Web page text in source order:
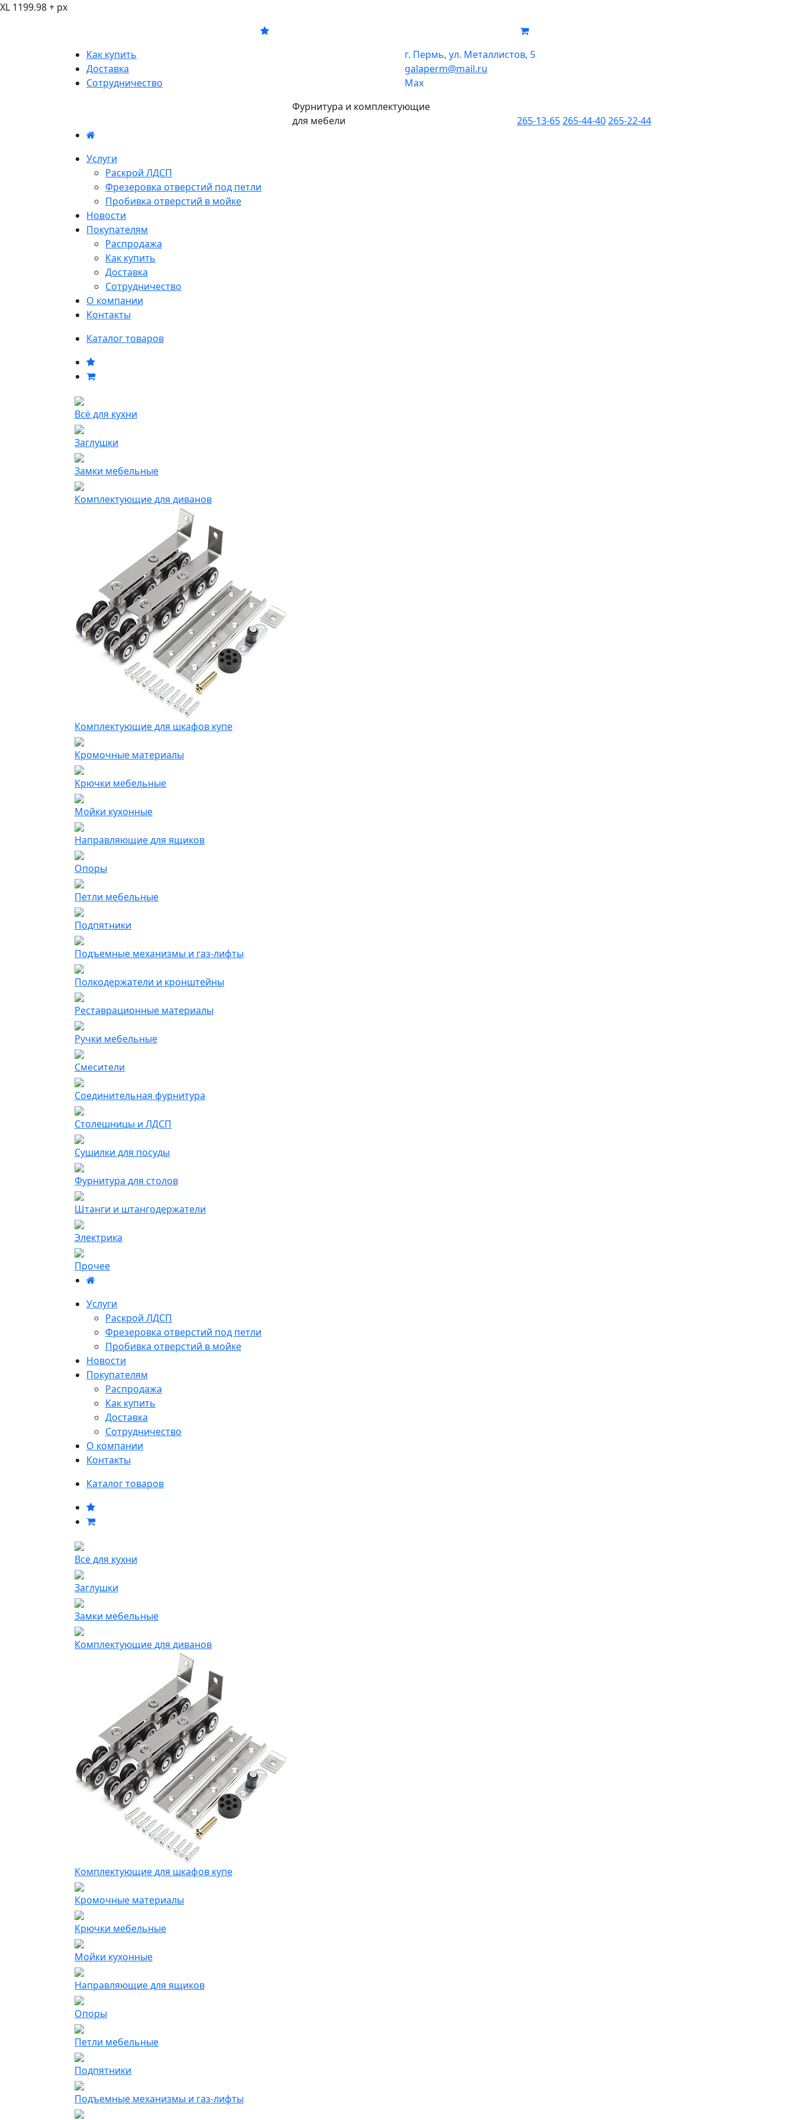
XL 1199.98 + px
Как купить
Доставка
Сотрудничество
г. Пермь, ул. Металлистов, 5
galaperm@mail.ru
Мах
Фурнитура и комплектующие
для мебели
265-13-65265-44-40265-22-44
Услуги
Раскрой ЛДСП
Фрезеровка отверстий под петли
Пробивка отверстий в мойке
Новости
Покупателям
Распродажа
Как купить
Доставка
Сотрудничество
О компании
Контакты
Каталог товаров
Всё для кухни
Заглушки
Замки мебельные
Комплектующие для диванов
Комплектующие для шкафов купе
Кромочные материалы
Крючки мебельные
Мойки кухонные
Направляющие для ящиков
Опоры
Петли мебельные
Подпятники
Подъемные механизмы и газ-лифты
Полкодержатели и кронштейны
Реставрационные материалы
Ручки мебельные
Смесители
Соединительная фурнитура
Столешницы и ЛДСП
Сушилки для посуды
Фурнитура для столов
Штанги и штангодержатели
Электрика
Прочее
Услуги
Раскрой ЛДСП
Фрезеровка отверстий под петли
Пробивка отверстий в мойке
Новости
Покупателям
Распродажа
Как купить
Доставка
Сотрудничество
О компании
Контакты
Каталог товаров
Всё для кухни
Заглушки
Замки мебельные
Комплектующие для диванов
Комплектующие для шкафов купе
Кромочные материалы
Крючки мебельные
Мойки кухонные
Направляющие для ящиков
Опоры
Петли мебельные
Подпятники
Подъемные механизмы и газ-лифты